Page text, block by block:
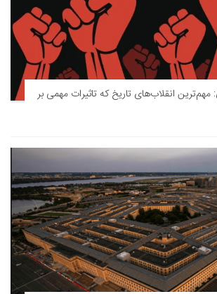
انقلاب‌های تاریخ که تاثیرات مهمی بر